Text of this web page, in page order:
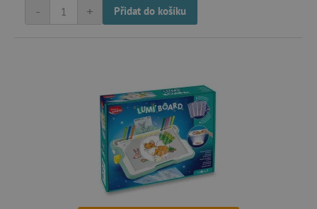
+
- Přidat do košíku